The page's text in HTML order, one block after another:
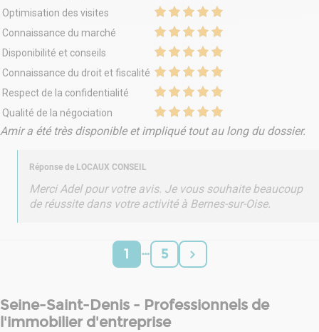
Optimisation des visites
Connaissance du marché
Disponibilité et conseils
Connaissance du droit et fiscalité
Respect de la confidentialité
Qualité de la négociation
Amir a été très disponible et impliqué tout au long du dossier.
Réponse de LOCAUX CONSEIL
Merci Adel pour votre avis. Je vous souhaite beaucoup
de réussite dans votre activité à Bernes-sur-Oise.
1 … 5
Seine-Saint-Denis - Professionnels de
l'immobilier d'entreprise